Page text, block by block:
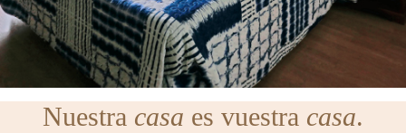
Nuestra casa es vuestra casa.